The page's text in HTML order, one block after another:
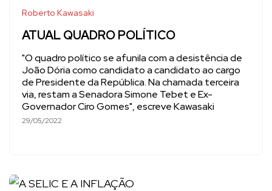
Roberto Kawasaki
ATUAL QUADRO POLÍTICO
"O quadro político se afunila com a desistência de
João Dória como candidato a candidato ao cargo
de Presidente da República. Na chamada terceira
via, restam a Senadora Simone Tebet e Ex-
Governador Ciro Gomes", escreve Kawasaki
29/05/2022